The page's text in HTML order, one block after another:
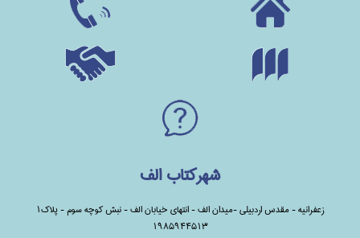
شهرکتاب الف
زعفرانیه - مقدس اردبیلی -میدان الف - انتهای خیابان الف - نبش کوچه سوم - پلاک1
1985944513